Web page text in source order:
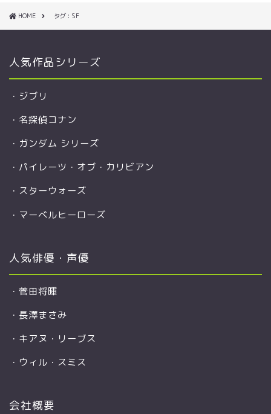
HOME タグ : SF
人気作品シリーズ
・ ジブリ
・ 名探偵コナン
・ ガンダム シリーズ
・ パイレーツ・オブ・カリビアン
・ スターウォーズ
・ マーベルヒーローズ
人気俳優・声優
・ 菅田将暉
・ 長澤まさみ
・ キアヌ・リーブス
・ ウィル・スミス
会社概要